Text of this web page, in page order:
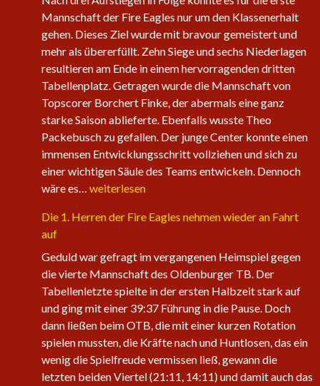
Mannschaft der Fire Eagles nur um den Klassenerhalt
gehen. Dieses Ziel wurde mit bravour gemeistert und
mehr als übererfüllt. Zehn Siege und sechs Niederlagen
resultieren am Ende in einem hervorragenden dritten
Tabellenplatz. Getragen wurde die Mannschaft von
Topscorer Borchert Finke, der abermals eine ganz
starke Saison ablieferte. Ebenfalls wusste Theo
Packebusch zu gefallen. Der junge Center konnte einen
immensen Entwicklungsschritt vollziehen und sich zu
einer wichtigen Säule des Teams entwickeln. Dennoch
wäre es… Saisonabschluss
Herrenteams
weiterlesen
Die 1. Herren der Fire Eagles nehmen wieder an Fahrt
auf
Geduld war gefragt im vergangenen Heimspiel gegen
die vierte Mannschaft des Oldenburger TB. Der
Tabellenletzte spielte in der ersten Halbzeit stark auf
und ging mit einer 39:37 Führung in die Pause. Doch
dann ließen beim OTB, die mit einer kurzen Rotation
spielen mussten, die Kräfte nach und Huntlosen, das ein
wenig die Spielfreude vermissen ließ, gewann die
letzten beiden Viertel (21:11, 14:11) und damit auch das